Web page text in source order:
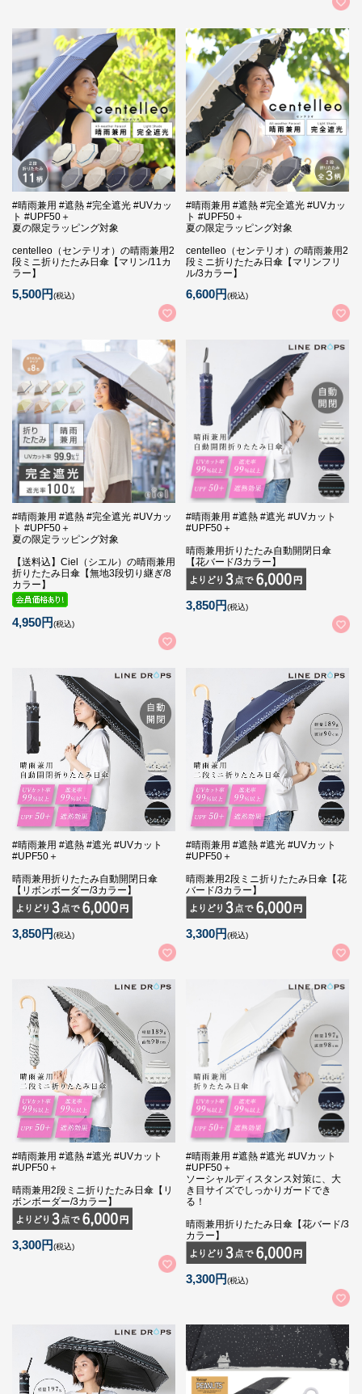
#晴雨兼用 #遮熱 #完全遮光 #UVカッ
ト #UPF50＋
夏の限定ラッピング対象
centelleo（センテリオ）の晴雨兼用2
段ミニ折りたたみ日傘【マリン/11カ
ラー】
5,500円(税込)
#晴雨兼用 #遮熱 #完全遮光 #UVカッ
ト #UPF50＋
夏の限定ラッピング対象
centelleo（センテリオ）の晴雨兼用2
段ミニ折りたたみ日傘【マリンフリ
ル/3カラー】
6,600円(税込)
#晴雨兼用 #遮熱 #完全遮光 #UVカッ
ト #UPF50＋
夏の限定ラッピング対象
【送料込】Ciel（シエル）の晴雨兼用
折りたたみ日傘【無地3段切り継ぎ/8
カラー】
4,950円(税込)
#晴雨兼用 #遮熱 #遮光 #UVカット
#UPF50＋
晴雨兼用折りたたみ自動開閉日傘
【花バード/3カラー】
3,850円(税込)
#晴雨兼用 #遮熱 #遮光 #UVカット
#UPF50＋
晴雨兼用折りたたみ自動開閉日傘
【リボンボーダー/3カラー】
3,850円(税込)
#晴雨兼用 #遮熱 #遮光 #UVカット
#UPF50＋
晴雨兼用2段ミニ折りたたみ日傘【花
バード/3カラー】
3,300円(税込)
#晴雨兼用 #遮熱 #遮光 #UVカット
#UPF50＋
晴雨兼用2段ミニ折りたたみ日傘【リ
ボンボーダー/3カラー】
3,300円(税込)
#晴雨兼用 #遮熱 #遮光 #UVカット
#UPF50＋
ソーシャルディスタンス対策に、大
き目サイズでしっかりガードでき
る！
晴雨兼用折りたたみ日傘【花バード/3
カラー】
3,300円(税込)